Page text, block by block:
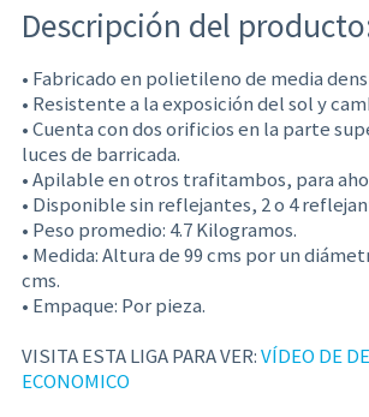
Descripción del
• Fabricado en polietileno de media
• Resistente a la exposición del sol y
• Cuenta con dos orificios en la parte
luces de barricada.
• Apilable en otros trafitambos, para
• Disponible sin reflejantes, 2 o 4
• Peso promedio: 4.7 Kilogramos.
• Medida: Altura de 99 cms por un
cms.
• Empaque: Por pieza.
VISITA ESTA LIGA PARA VER:VÍDEO DE
ECONOMICO